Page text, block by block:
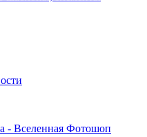
- Вселенная Фотошоп